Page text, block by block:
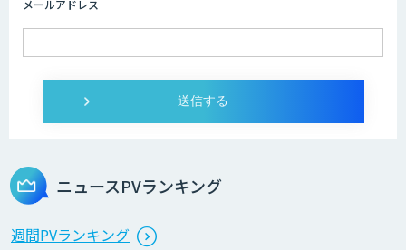
PKSHA Speech Insight
自然言語処理
メールアドレス
ニュースPVランキング
週間PVランキング